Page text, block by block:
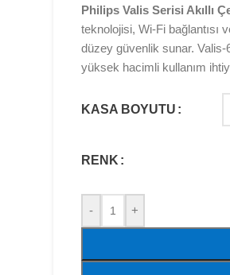
Philips Valis Serisi Akıllı
teknolojisi, Wi-Fi bağlantısı
düzey güvenlik sunar.
yüksek hacimli kullanım
KASA BOYUTU
RENK
- +